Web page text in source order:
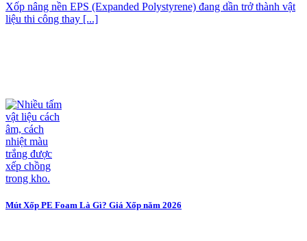
Xốp nâng nền EPS (Expanded Polystyrene) đang dần trở thành vật
liệu thi công thay [...]
Mút Xốp PE Foam Là Gì? Giá Xốp năm 2026